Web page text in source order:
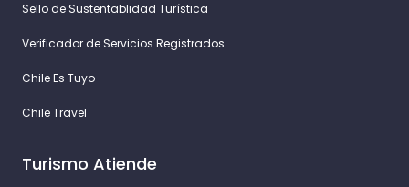
Sello de Sustentablidad Turística
Verificador de Servicios Registrados
Chile Es Tuyo
Chile Travel
Turismo Atiende